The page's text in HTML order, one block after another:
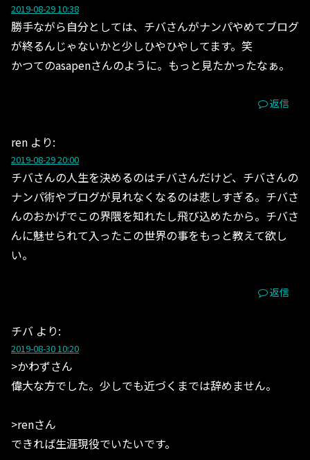
2019-08-29 10:38
勝手ながら自分としては、チバさんがナンパやめてブログ
が終るんじゃないかと少しひやひやしてます。笑
かつてのasapenさんのように。もっと見たかったなぁ。
返信
ren より:
2019-08-29 20:00
チバさんの人生を決めるのはチバさんだけど、チバさんの
ナンパ術やブログが見れなくなるのは悲しすぎる。チバさ
んのおかげでこの界隈を知れたし飛び込めたから。チバさ
んに魅せられて入ったこの世界の事をもっと教えて欲し
い。
返信
チバ より:
2019-08-30 10:20
>かわずさん
偉大な方でした。少しでも近づくまでは辞めません。
>renさん
できれば生涯現役でいたいです。